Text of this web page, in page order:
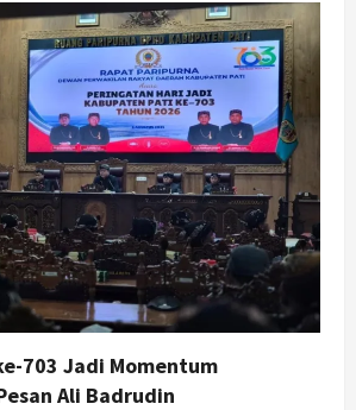
703 Jadi Momentum
Ali Badrudin